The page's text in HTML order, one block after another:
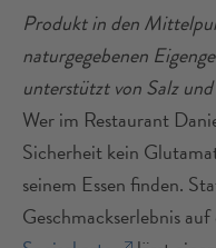
Produkt in den
naturgegebenen
unterstützt von Salz
Wer im Restaurant
Sicherheit kein
seinem Essen finden.
Geschmackserlebnis